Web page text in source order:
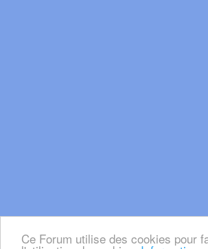
Ce Forum utilise des cookies pour